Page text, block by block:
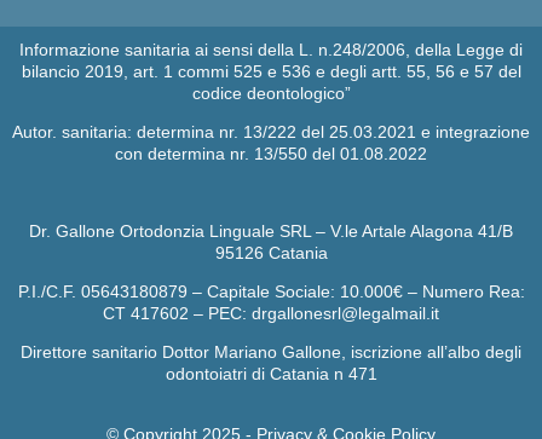
Informazione sanitaria ai sensi della L. n.248/2006, della Legge di
bilancio 2019, art. 1 commi 525 e 536 e degli artt. 55, 56 e 57 del
codice deontologico”
Autor. sanitaria: determina nr. 13/222 del 25.03.2021 e integrazione
con determina nr. 13/550 del 01.08.2022
Dr. Gallone Ortodonzia Linguale SRL – V.le Artale Alagona 41/B
95126 Catania
P.I./C.F. 05643180879 – Capitale Sociale: 10.000€ – Numero Rea:
CT 417602 – PEC: drgallonesrl@legalmail.it
Direttore sanitario Dottor Mariano Gallone, iscrizione all’albo degli
odontoiatri di Catania n 471
© Copyright 2025 - Privacy & Cookie Policy